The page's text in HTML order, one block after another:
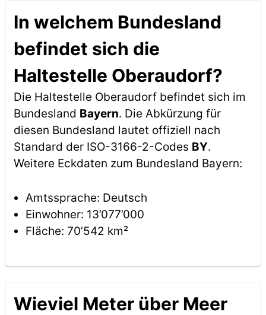
In welchem Bundesland
befindet sich die
Haltestelle Oberaudorf?
Die Haltestelle Oberaudorf befindet sich im
Bundesland Bayern. Die Abkürzung für
diesen Bundesland lautet offiziell nach
Standard der ISO-3166-2-Codes BY.
Weitere Eckdaten zum Bundesland Bayern:
Amtssprache: Deutsch
Einwohner: 13’077’000
Fläche: 70’542 km²
Wieviel Meter über Meer